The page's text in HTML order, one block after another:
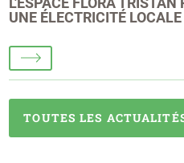
UNE ÉLECTRICITÉ
TOUTES LES